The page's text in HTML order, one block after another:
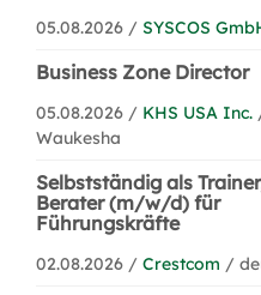
05.08.2026 / SYSCOS
Business Zone Director
05.08.2026 / KHS USA Inc.
Waukesha
Selbstständig als
Berater (m/w/d) für
Führungskräfte
02.08.2026 / Crestcom /